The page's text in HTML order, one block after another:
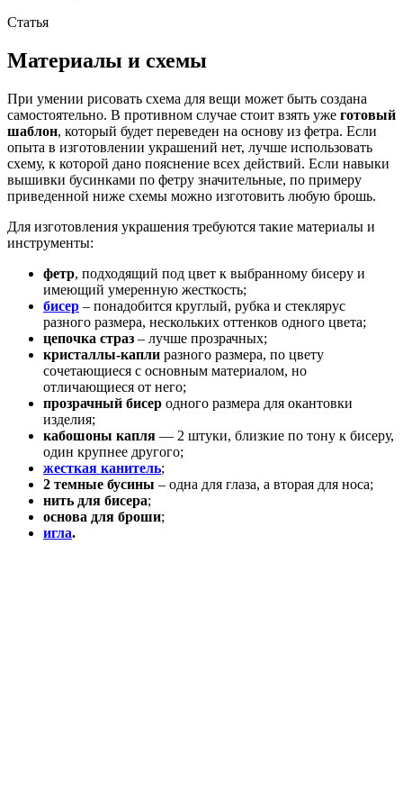
Статья
Материалы и схемы
При умении рисовать схема для вещи может быть создана
самостоятельно. В противном случае стоит взять уже готовый
шаблон, который будет переведен на основу из фетра. Если
опыта в изготовлении украшений нет, лучше использовать
схему, к которой дано пояснение всех действий. Если навыки
вышивки бусинками по фетру значительные, по примеру
приведенной ниже схемы можно изготовить любую брошь.
Для изготовления украшения требуются такие материалы и
инструменты:
фетр, подходящий под цвет к выбранному бисеру и
имеющий умеренную жесткость;
бисер – понадобится круглый, рубка и стеклярус
разного размера, нескольких оттенков одного цвета;
цепочка страз – лучше прозрачных;
кристаллы-капли разного размера, по цвету
сочетающиеся с основным материалом, но
отличающиеся от него;
прозрачный бисер одного размера для окантовки
изделия;
кабошоны капля — 2 штуки, близкие по тону к бисеру,
один крупнее другого;
жесткая канитель;
2 темные бусины – одна для глаза, а вторая для носа;
нить для бисера;
основа для броши;
игла.